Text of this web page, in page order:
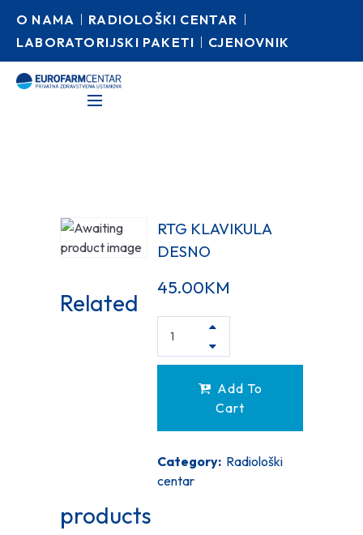
O NAMA
RADIOLOŠKI CENTAR
LABORATORIJSKI PAKETI
CJENOVNIK
RTG KLAVIKULA
DESNO
45.00KM
Add To
Cart
Category: Radiološki
centar
Related
products